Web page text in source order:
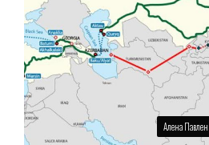
Алена